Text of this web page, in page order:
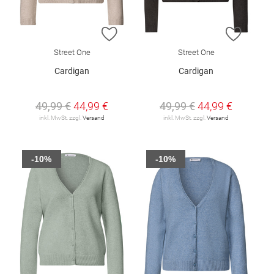
ZUR WUNSCHLISTE HINZUFÜGEN
Street One
Cardigan
49,99 €44,99 €
inkl. MwSt. zzgl. Versand
ZUR
Street One
Cardigan
49,99 €44,99 €
inkl. MwSt. zzgl. Versand
-10% -10%